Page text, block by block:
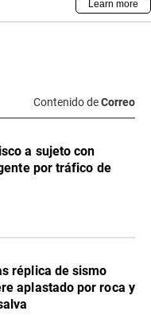
Contenido deCorreo
a sujeto con
por tráfico de
réplica de sismo
aplastado por roca y